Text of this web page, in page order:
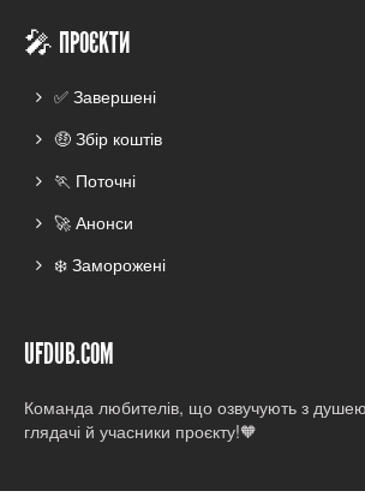
🎤 ПРОЄКТИ
✅ Завершені
🤑 Збір коштів
🏃 Поточні
🚀 Анонси
❄️ Заморожені
UFDUB.COM
Команда любителів, що озвучують з
глядачі й учасники проєкту!🧡